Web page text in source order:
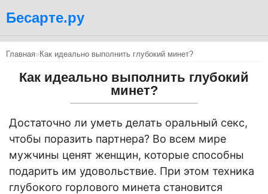
Бесарте.ру
Главная»Как идеально выполнить глубокий минет?
Как идеально выполнить глубокий
минет?
Достаточно ли уметь делать оральный секс,
чтобы поразить партнера? Во всем мире
мужчины ценят женщин, которые способны
подарить им удовольствие. При этом техника
глубокого горлового минета становится